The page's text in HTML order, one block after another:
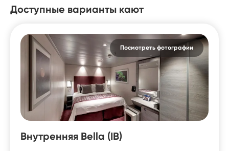
Доступные варианты кают
Посмотреть фотографии
Внутренняя Bella (IB)